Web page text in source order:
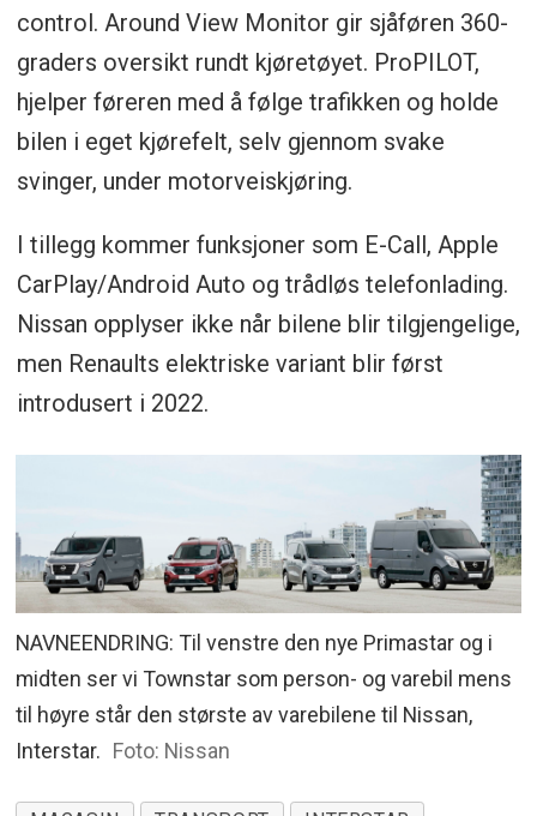
control. Around View Monitor gir sjåføren 360-
graders oversikt rundt kjøretøyet. ProPILOT,
hjelper føreren med å følge trafikken og holde
bilen i eget kjørefelt, selv gjennom svake
svinger, under motorveiskjøring.
I tillegg kommer funksjoner som E-Call, Apple
CarPlay/Android Auto og trådløs telefonlading.
Nissan opplyser ikke når bilene blir tilgjengelige,
men Renaults elektriske variant blir først
introdusert i 2022.
NAVNEENDRING: Til venstre den nye Primastar og i
midten ser vi Townstar som person- og varebil mens
til høyre står den største av varebilene til Nissan,
Interstar. Foto: Nissan